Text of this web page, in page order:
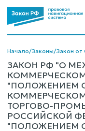
Начало/Законы/Закон от
ЗАКОН РФ "О
КОММЕРЧЕСКОМ
"ПОЛОЖЕНИЕМ
ТОРГОВО-
РОССИЙСКОЙ
"ПОЛОЖЕНИЕМ